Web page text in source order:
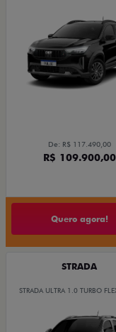
De: R$ 117.490,00
R$ 109.900,00
Quero agora!
STRADA
STRADA ULTRA 1.0 TURBO